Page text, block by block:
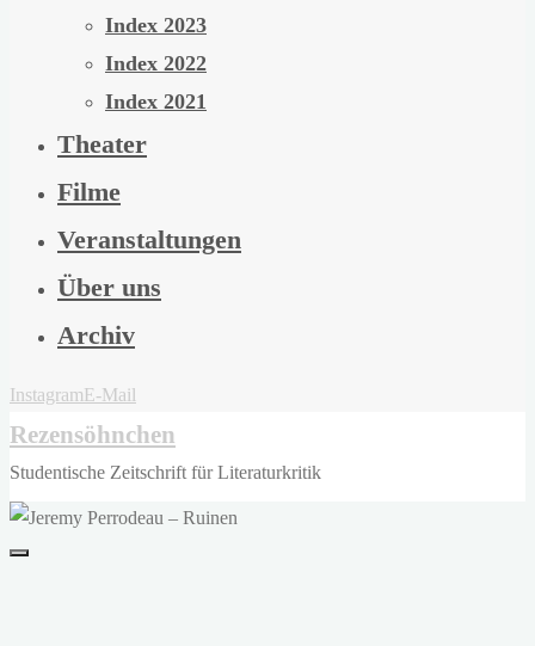
Index 2023
Index 2022
Index 2021
Theater
Filme
Veranstaltungen
Über uns
Archiv
InstagramE-Mail
Rezensöhnchen
Studentische Zeitschrift für Literaturkritik